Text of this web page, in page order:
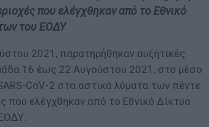
που ελέγχθηκαν από το Εθνικό
του ΕΟΔΥ
2021, παρατηρήθηκαν αυξητικές
16 έως 22 Αυγούστου 2021, στο μέσο
CoV-2 στα αστικά λύματα των πέντε
που ελέγχθηκαν από το Εθνικό Δίκτυο